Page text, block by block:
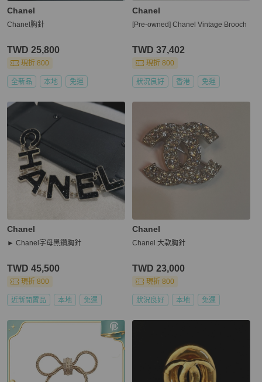
Chanel
Chanel胸針
TWD 25,800
現折 800
全新品 本地 免運
Chanel
[Pre-owned] Chanel Vintage Brooch
TWD 37,402
現折 800
狀況良好 香港 免運
Chanel
► Chanel字母黑鑽胸針
TWD 45,500
現折 800
近新閒置品 本地 免運
Chanel
Chanel 大款胸針
TWD 23,000
現折 800
狀況良好 本地 免運